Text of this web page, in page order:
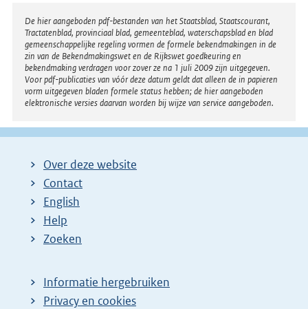
Disclaimer
De hier aangeboden pdf-bestanden van het Staatsblad, Staatscourant,
Tractatenblad, provinciaal blad, gemeenteblad, waterschapsblad en blad
gemeenschappelijke regeling vormen de formele bekendmakingen in de
zin van de Bekendmakingswet en de Rijkswet goedkeuring en
bekendmaking verdragen voor zover ze na 1 juli 2009 zijn uitgegeven.
Voor pdf-publicaties van vóór deze datum geldt dat alleen de in papieren
vorm uitgegeven bladen formele status hebben; de hier aangeboden
elektronische versies daarvan worden bij wijze van service aangeboden.
Over deze website
Contact
English
Help
Zoeken
Informatie hergebruiken
Privacy en cookies